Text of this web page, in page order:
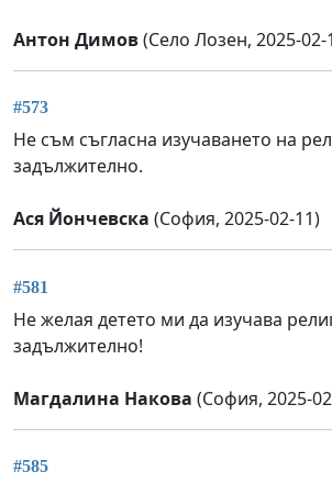
Антон Димов(Село Лозен, 2025-02-
#573
Не съм съгласна изучаването на
задължително.
Ася Йончевска (София, 2025-02-11)
#581
Не желая детето ми да изучава
задължително!
Магдалина Накова (София, 2025-
#585